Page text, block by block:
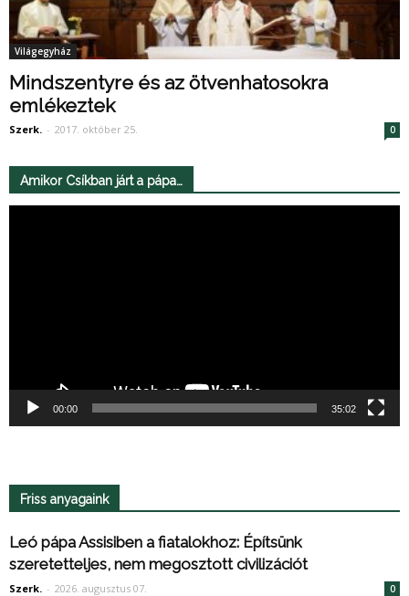
Világegyház
Mindszentyre és az ötvenhatosokra
emlékeztek
Szerk. - 2017. október 25. 0
Amikor Csíkban járt a pápa…
00:00 35:02
Friss anyagaink
Leó pápa Assisiben a fiatalokhoz: Építsünk
szeretetteljes, nem megosztott civilizációt
Szerk. - 2026. augusztus 07. 0